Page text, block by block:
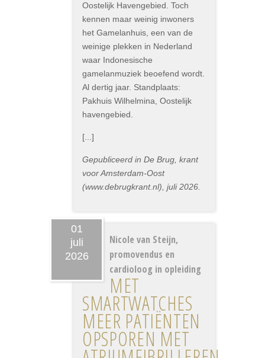
Oostelijk Havengebied. Toch
kennen maar weinig inwoners
het Gamelanhuis, een van de
weinige plekken in Nederland
waar Indonesische
gamelanmuziek beoefend wordt.
Al dertig jaar. Standplaats:
Pakhuis Wilhelmina, Oostelijk
havengebied.
[...]
Gepubliceerd in De Brug, krant
voor Amsterdam-Oost
(www.debrugkrant.nl), juli 2026.
01
juli
2026
Nicole van Steijn,
promovendus en
cardioloog in opleiding
MET
SMARTWATCHES
MEER PATIËNTEN
OPSPOREN MET